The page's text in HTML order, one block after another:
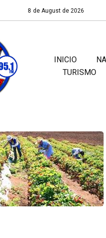
8 de August de 2026
INICIO
TURISMO